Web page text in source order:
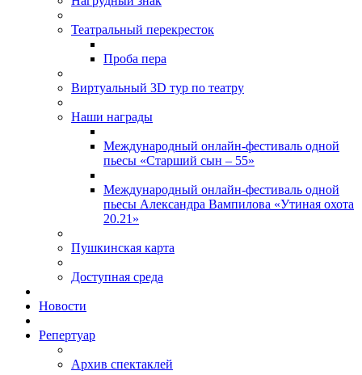
Театральный перекресток
Проба пера
Виртуальный 3D тур по театру
Наши награды
Международный онлайн-фестиваль одной
пьесы «Старший сын – 55»
Международный онлайн-фестиваль одной
пьесы Александра Вампилова «Утиная охота
20.21»
Пушкинская карта
Доступная среда
Новости
Репертуар
Архив спектаклей